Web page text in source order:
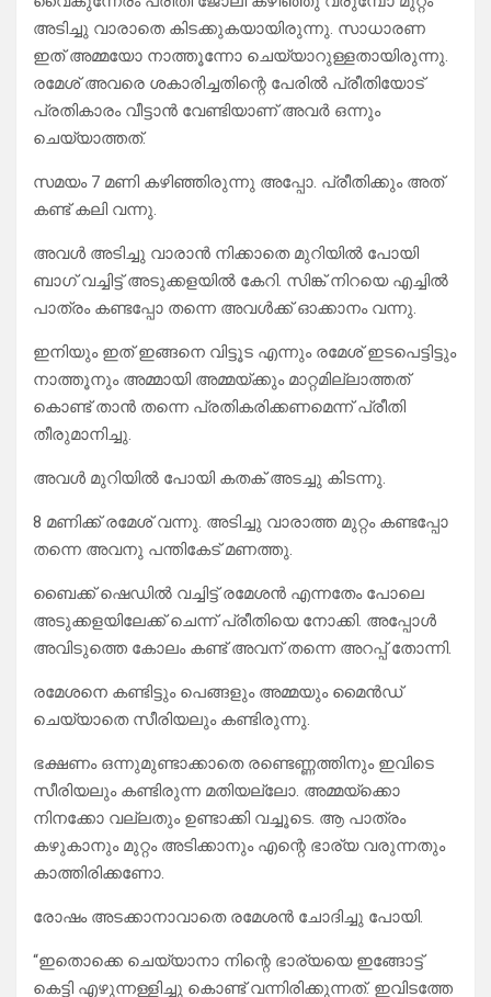
അടിച്ചു വാരാതെ കിടക്കുകയായിരുന്നു. സാധാരണ
ഇത് അമ്മയോ നാത്തൂന്നോ ചെയ്യാറുള്ളതായിരുന്നു.
രമേശ്‌ അവരെ ശകാരിച്ചതിന്റെ പേരിൽ പ്രീതിയോട്
പ്രതികാരം വീട്ടാൻ വേണ്ടിയാണ് അവർ ഒന്നും
ചെയ്യാത്തത്.
സമയം 7 മണി കഴിഞ്ഞിരുന്നു അപ്പോ. പ്രീതിക്കും അത്
കണ്ട് കലി വന്നു.
അവൾ അടിച്ചു വാരാൻ നിക്കാതെ മുറിയിൽ പോയി
ബാഗ് വച്ചിട്ട് അടുക്കളയിൽ കേറി. സിങ്ക് നിറയെ എച്ചിൽ
പാത്രം കണ്ടപ്പോ തന്നെ അവൾക്ക് ഓക്കാനം വന്നു.
ഇനിയും ഇത് ഇങ്ങനെ വിട്ടൂട എന്നും രമേശ്‌ ഇടപെട്ടിട്ടും
നാത്തൂനും അമ്മായി അമ്മയ്ക്കും മാറ്റമില്ലാത്തത്
കൊണ്ട് താൻ തന്നെ പ്രതികരിക്കണമെന്ന് പ്രീതി
തീരുമാനിച്ചു.
അവൾ മുറിയിൽ പോയി കതക് അടച്ചു കിടന്നു.
8 മണിക്ക് രമേശ്‌ വന്നു. അടിച്ചു വാരാത്ത മുറ്റം കണ്ടപ്പോ
തന്നെ അവനു പന്തികേട് മണത്തു.
ബൈക്ക് ഷെഡിൽ വച്ചിട്ട് രമേശൻ എന്നതേം പോലെ
അടുക്കളയിലേക്ക് ചെന്ന് പ്രീതിയെ നോക്കി. അപ്പോൾ
അവിടുത്തെ കോലം കണ്ട് അവന് തന്നെ അറപ്പ് തോന്നി.
രമേശനെ കണ്ടിട്ടും പെങ്ങളും അമ്മയും മൈൻഡ്
ചെയ്യാതെ സീരിയലും കണ്ടിരുന്നു.
ഭക്ഷണം ഒന്നുമുണ്ടാക്കാതെ രണ്ടെണ്ണത്തിനും ഇവിടെ
സീരിയലും കണ്ടിരുന്ന മതിയല്ലോ. അമ്മയ്ക്കൊ
നിനക്കോ വല്ലതും ഉണ്ടാക്കി വച്ചൂടെ. ആ പാത്രം
കഴുകാനും മുറ്റം അടിക്കാനും എന്റെ ഭാര്യ വരുന്നതും
കാത്തിരിക്കണോ.
രോഷം അടക്കാനാവാതെ രമേശൻ ചോദിച്ചു പോയി.
“ഇതൊക്കെ ചെയ്യാനാ നിന്റെ ഭാര്യയെ ഇങ്ങോട്ട്
കെട്ടി എഴുന്നള്ളിച്ചു കൊണ്ട് വന്നിരിക്കുന്നത്. ഇവിടത്തേ